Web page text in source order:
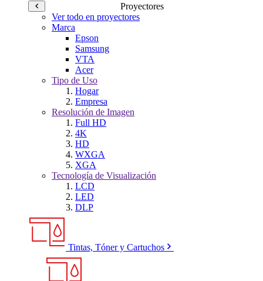
Proyectores
Ver todo en proyectores
Marca
Epson
Samsung
VTA
Acer
Tipo de Uso
Hogar
Empresa
Resolución de Imagen
Full HD
4K
HD
WXGA
XGA
Tecnología de Visualización
LCD
LED
DLP
Tintas, Tóner y Cartuchos